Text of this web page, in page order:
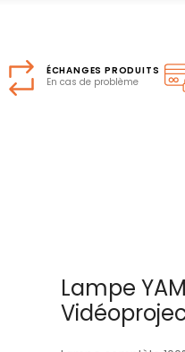
ÉCHANGES PRODUITS
En cas de problème
Lampe